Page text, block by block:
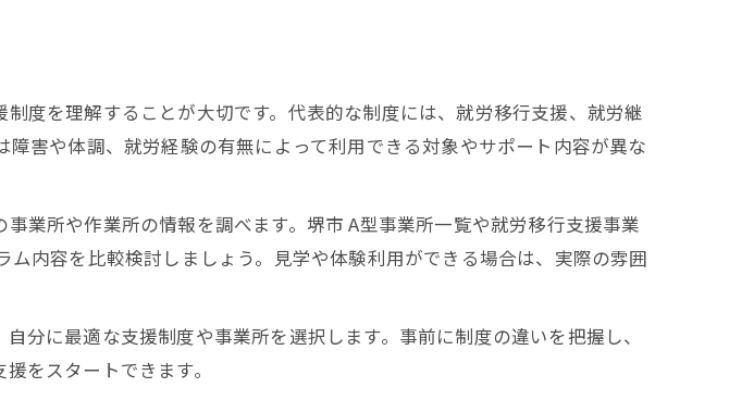
象者や利用条件を整理する
び方と制度のポイント
と利用時の注意点まとめ
相談の具体的な流れを紹介
質問すべきポイントを整理
を相談するための基礎知識
度を理解することが大切です。代表的な制度には、就労移行支援、就労継
害や体調、就労経験の有無によって利用できる対象やサポート内容が異な
業所や作業所の情報を調べます。堺市 A型事業所一覧や就労移行支援事業
内容を比較検討しましょう。見学や体験利用ができる場合は、実際の雰囲
分に最適な支援制度や事業所を選択します。事前に制度の違いを把握し、
をスタートできます。